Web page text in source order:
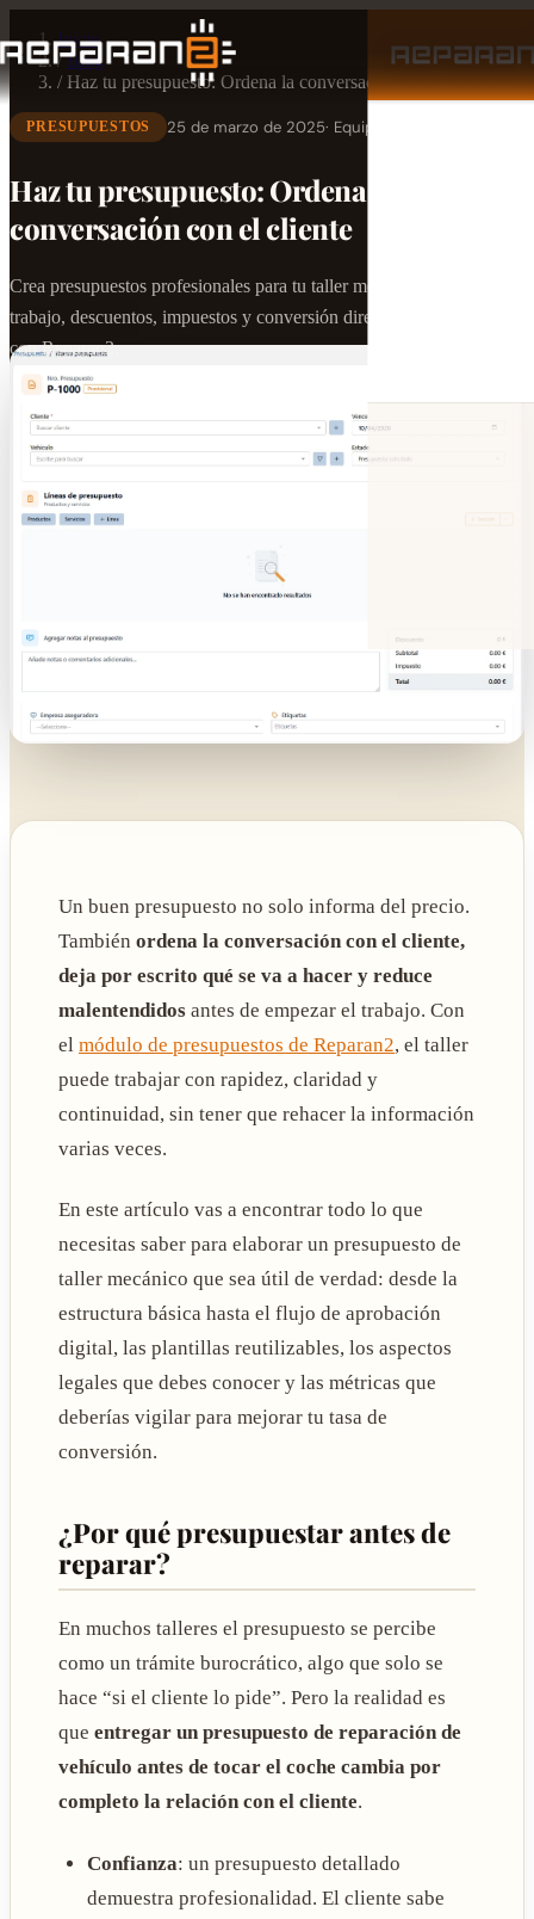
Inicio
/ Blog
/ Haz tu presupuesto: Ordena la conversación con el cliente
PRESUPUESTOS 25 de marzo de 2025· Equipo Reparan2
Haz tu presupuesto: Ordena la
conversación con el cliente
Crea presupuestos profesionales para tu taller mecánico. Líneas de
trabajo, descuentos, impuestos y conversión directa a orden o factura
con Reparan2.
Un buen presupuesto no solo informa del precio.
También ordena la conversación con el cliente,
deja por escrito qué se va a hacer y reduce
malentendidos antes de empezar el trabajo. Con
el módulo de presupuestos de Reparan2, el taller
puede trabajar con rapidez, claridad y
continuidad, sin tener que rehacer la información
varias veces.
En este artículo vas a encontrar todo lo que
necesitas saber para elaborar un presupuesto de
taller mecánico que sea útil de verdad: desde la
estructura básica hasta el flujo de aprobación
digital, las plantillas reutilizables, los aspectos
legales que debes conocer y las métricas que
deberías vigilar para mejorar tu tasa de
conversión.
¿Por qué presupuestar antes de
reparar?
En muchos talleres el presupuesto se percibe
como un trámite burocrático, algo que solo se
hace “si el cliente lo pide”. Pero la realidad es
que entregar un presupuesto de reparación de
vehículo antes de tocar el coche cambia por
completo la relación con el cliente.
Confianza: un presupuesto detallado
demuestra profesionalidad. El cliente sabe